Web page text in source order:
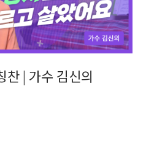
찬 | 가수 김신의